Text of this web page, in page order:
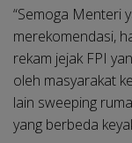
“Semoga Menteri
merekomendasi,
rekam jejak FPI
oleh masyarakat
lain sweeping
yang berbeda